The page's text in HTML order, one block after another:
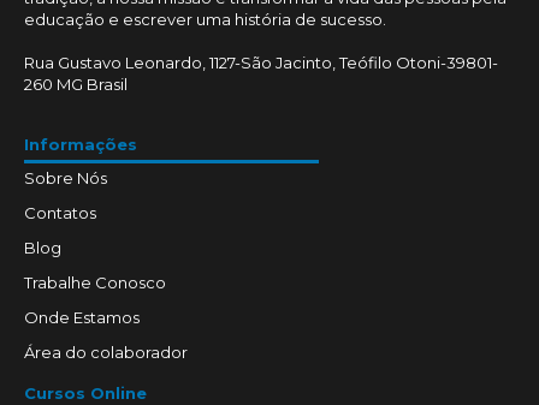
educação e escrever uma história de sucesso.
Rua Gustavo Leonardo, 1127-São Jacinto, Teófilo Otoni-39801-
260 MG Brasil
Informações
Sobre Nós
Contatos
Blog
Trabalhe Conosco
Onde Estamos
Área do colaborador
Cursos Online